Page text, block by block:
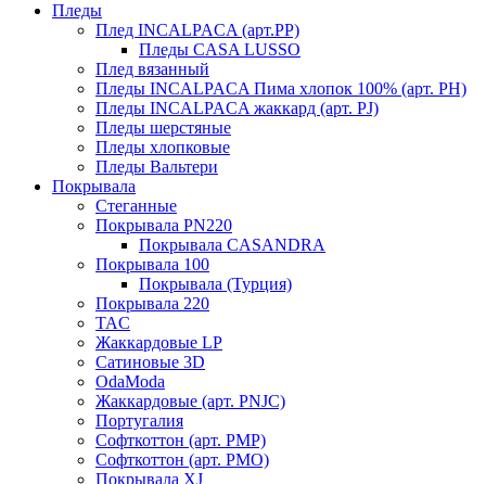
Пледы
Плед INCALPACA (арт.PP)
Пледы CASA LUSSO
Плед вязанный
Пледы INCALPACA Пима хлопок 100% (арт. PH)
Пледы INCALPACA жаккард (арт. PJ)
Пледы шерстяные
Пледы хлопковые
Пледы Вальтери
Покрывала
Стеганные
Покрывала PN220
Покрывала CASANDRA
Покрывала 100
Покрывала (Турция)
Покрывала 220
TAC
Жаккардовые LP
Сатиновые 3D
OdaModa
Жаккардовые (арт. PNJC)
Португалия
Софткоттон (арт. PMP)
Софткоттон (арт. PMO)
Покрывала XJ